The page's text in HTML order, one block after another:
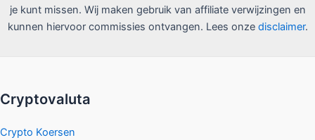
je kunt missen. Wij maken gebruik van affiliate verwijzingen en
kunnen hiervoor commissies ontvangen. Lees onze disclaimer.
Cryptovaluta
Crypto Koersen